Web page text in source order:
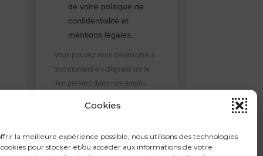
Cookies
la meilleure expérience possible, nous utilisons des technologies
pour stocker et/ou accéder aux informations de votre
de votre politique de
confidentialité et
mentions légales.
Vous pouvez vous désinscrire à
tout moment en cliquant sur le
lien présent dans nos emails.
S'INSCRIRE